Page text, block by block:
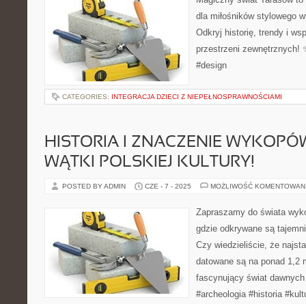
dla miłośników stylowego
Odkryj historię, trendy i
przestrzeni zewnętrznych!
#design
CATEGORIES: INTEGRACJA DZIECI Z NIEPEŁNOSPRAWNOŚCIAMI
HISTORIA I ZNACZENIE
WĄTKI POLSKIEJ KULTURY!
POSTED BY ADMIN CZE - 7 - 2025 MOŻLIWOŚĆ
Zapraszamy do świata
gdzie odkrywane są
Czy wiedzieliście, że
datowane są na ponad 1,2
fascynujący świat
#archeologia #historia